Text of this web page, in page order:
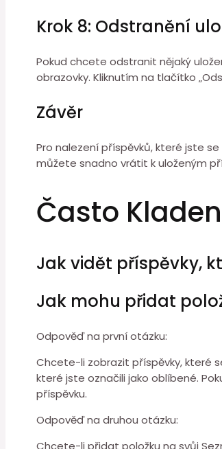
Krok 8: Odstranění
Pokud chcete odstranit nějaký
obrazovky. Kliknutím na tlačítko
Závěr
Pro nalezení příspěvků, které jste
můžete snadno vrátit k uloženým
Často
Jak vidět příspěvky,
Jak mohu přidat
Odpověď na první otázku:
Chcete-li zobrazit příspěvky, které
které jste označili jako oblíbené.
příspěvku.
Odpověď na druhou otázku:
Chcete-li přidat položku na svůj